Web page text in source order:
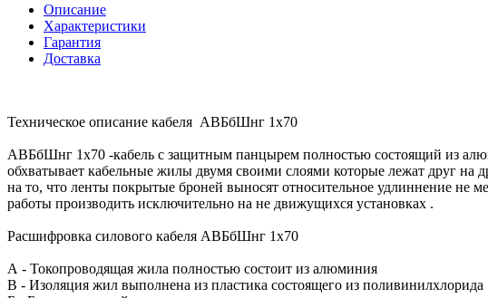
Описание
Характеристики
Гарантия
Доставка
Техническое описание кабеля АВБбШнг 1х70
АВБбШнг 1х70 -кабель с защитным панцырем полностью состоящий из
обхватывает кабельные жилы двумя своими слоями которые лежат друг
на то, что ленты покрытые броней выносят относительное удлиннение
работы производить исключительно на не движущихся установках .
Расшифровка силового кабеля АВБбШнг 1х70
А - Токопроводящая жила полностью состоит из алюминия
В - Изоляция жил выполнена из пластика состоящего из поливинилхлорида